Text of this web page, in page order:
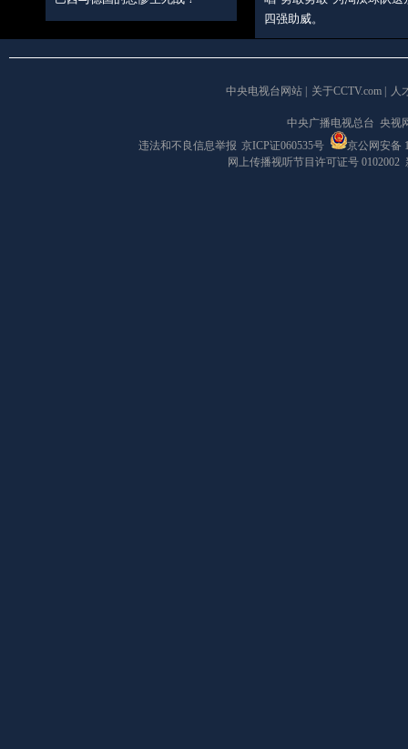
四强助威。
中央电视台网站 关于CCTV.com 人
中央广播电视总台 央视
违法和不良信息举报 京ICP证060535号
京公网安备
网上传播视听节目许可证号 0102002